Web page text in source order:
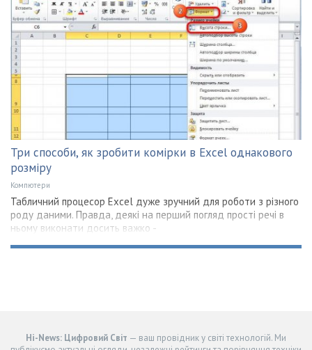
Три способи, як зробити комірки в Excel однакового
розміру
Компютери
Табличний процесор Excel дуже зручний для роботи з різного
роду даними. Правда, деякі на перший погляд прості речі в
ньому виконати досить важко -
Hi-News: Цифровий Світ — ваш провідник у світі технологій. Ми